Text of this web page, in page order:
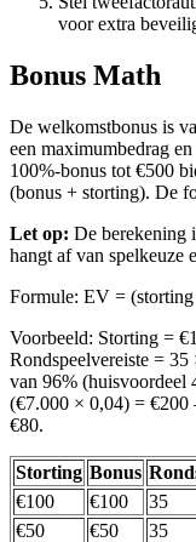
voor extra
Bonus Math
De welkomstbonus is
een maximumbedrag
100%-bonus tot €500
(bonus + storting). De
Let op: De berekening
hangt af van spelkeuze
Formule: EV =
Voorbeeld: Storting =
Rondspeelvereiste =
van 96% (huisvoordeel
(€7.000 × 0,04) = €200
€80.
Storting Bonus
€100
€100 35
€50
€50 35